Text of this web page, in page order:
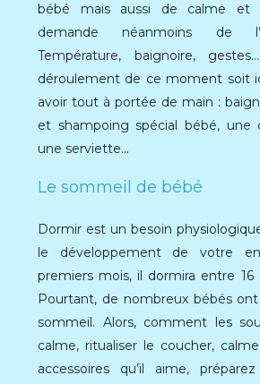
bébé mais aussi de calme et
demande néanmoins de
Température, baignoire,
déroulement de ce moment soit
avoir tout à portée de main :
et shampoing spécial bébé, une
une serviette…
Le sommeil de bébé
Dormir est un besoin
le développement de votre
premiers mois, il dormira entre
Pourtant, de nombreux bébés
sommeil. Alors, comment les
calme, ritualiser le coucher,
accessoires qu’il aime,